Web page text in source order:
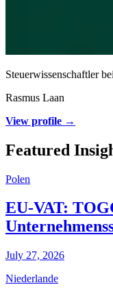
Steuerwissenschaftler
Rasmus Laan
View profile →
Featured
Polen
EU-VAT:
July 27, 2026
Niederlande